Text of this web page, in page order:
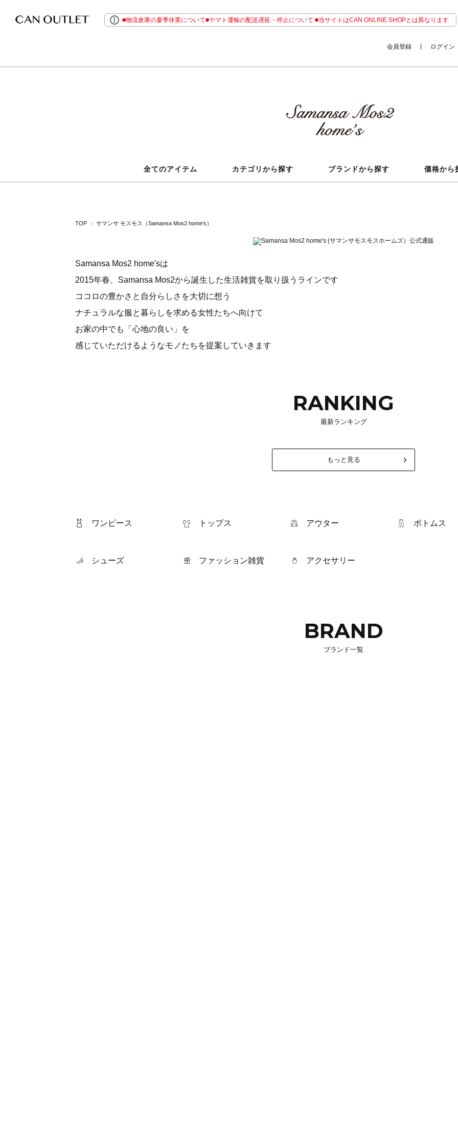
■物流倉庫の夏季休業について■ヤマト運輸の配送遅延・停止について ■当サイトはCAN ONLINE SHOPとは異なります
会員登録 ログイン
全てのアイテム カテゴリから探す ブランドから探す 価格から
TOP サマンサ モスモス（Samansa Mos2 home's）
Samansa Mos2 home'sは
2015年春、Samansa Mos2から誕生した生活雑貨を取り扱うラインです
ココロの豊かさと自分らしさを大切に想う
ナチュラルな服と暮らしを求める女性たちへ向けて
お家の中でも「心地の良い」を
感じていただけるようなモノたちを提案していきます
RANKING
最新ランキング
もっと見る
ワンピース トップス アウター ボトムス
シューズ ファッション雑貨 アクセサリー
BRAND
ブランド一覧